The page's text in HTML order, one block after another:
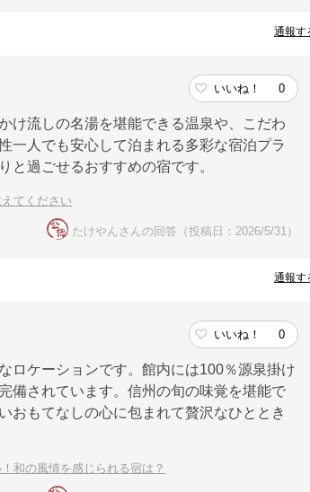
通報す
いいね！ 0
け流しの名湯を堪能できる温泉や、こだわ
一人でも安心して泊まれる多彩な宿泊プラ
と過ごせるおすすめの宿です。
てください
たけやんさんの回答（投稿日：2026/5/31）
通報す
いいね！ 0
ロケーションです。館内には100％源泉掛け
備されています。信州の旬の味覚を堪能で
おもてなしの心に包まれて贅沢なひととき
和の風情を感じられる宿は？